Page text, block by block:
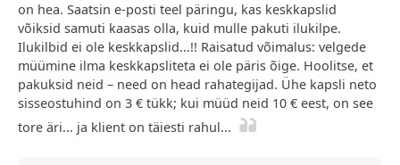
on hea. Saatsin e-posti teel päringu, kas keskkapslid
võiksid samuti kaasas olla, kuid mulle pakuti ilukilpe.
Ilukilbid ei ole keskkapslid...!! Raisatud võimalus: velgede
müümine ilma keskkapsliteta ei ole päris õige. Hoolitse, et
pakuksid neid – need on head rahategijad. Ühe kapsli neto
sisseostuhind on 3 € tükk; kui müüd neid 10 € eest, on see
tore äri... ja klient on täiesti rahul...